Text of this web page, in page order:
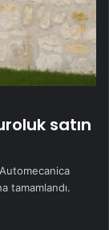
satın
tamamlandı.